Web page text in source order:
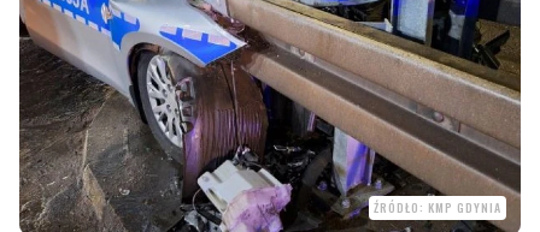
ŹRÓDŁO: KMP GDYNIA
Nad ranem 26 lutego 2025 roku na estakadzie Kwiatkowskiego w
Gdyni doszło do wypadku radiowozu policyjnego. Dwoje